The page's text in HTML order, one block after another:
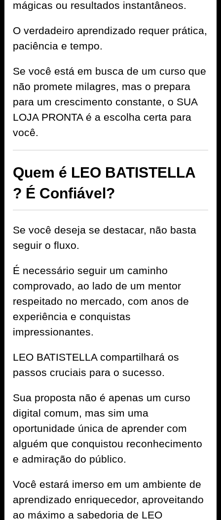
mágicas ou resultados instantâneos.
O verdadeiro aprendizado requer prática,
paciência e tempo.
Se você está em busca de um curso que
não promete milagres, mas o prepara
para um crescimento constante, o SUA
LOJA PRONTA é a escolha certa para
você.
Quem é LEO BATISTELLA
? É Confiável?
Se você deseja se destacar, não basta
seguir o fluxo.
É necessário seguir um caminho
comprovado, ao lado de um mentor
respeitado no mercado, com anos de
experiência e conquistas
impressionantes.
LEO BATISTELLA compartilhará os
passos cruciais para o sucesso.
Sua proposta não é apenas um curso
digital comum, mas sim uma
oportunidade única de aprender com
alguém que conquistou reconhecimento
e admiração do público.
Você estará imerso em um ambiente de
aprendizado enriquecedor, aproveitando
ao máximo a sabedoria de LEO